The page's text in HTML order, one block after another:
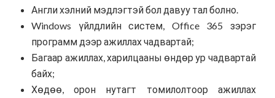
Англи хэлний мэдлэгтэй бол давуу тал болно.
Windows үйлдлийн систем, Office 365 зэрэг
программ дээр ажиллах чадвартай;
Багаар ажиллах, харилцааны өндөр ур чадвартай
байх;
Хөдөө, орон нутагт томилолтоор ажиллах